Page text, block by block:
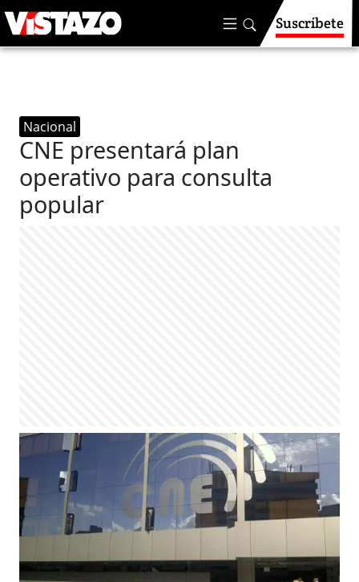
Suscríbete
Nacional
CNE presentará plan
operativo para consulta
popular